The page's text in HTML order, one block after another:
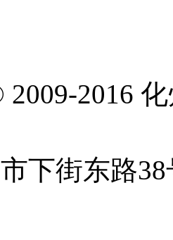
2009-2016
下街东路